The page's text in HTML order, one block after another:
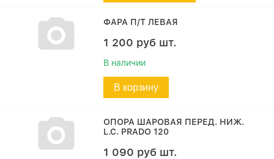
ФАРА П/Т ЛЕВАЯ
1 200 руб шт.
В наличии
В корзину
ОПОРА ШАРОВАЯ ПЕРЕД. НИЖ.
L.C. PRADO 120
1 090 руб шт.